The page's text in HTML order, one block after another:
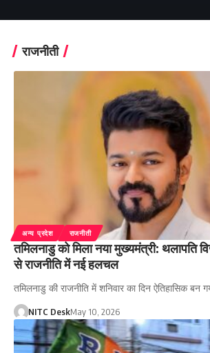
राजनीती
अन्य प्रदेश राजनीती
तमिलनाडु को मिला नया मुख्यमंत्री:
से राजनीति में नई हलचल
तमिलनाडु की राजनीति में शनिवार का दिन ऐतिहासिक बन
NITC DeskMay 10, 2026